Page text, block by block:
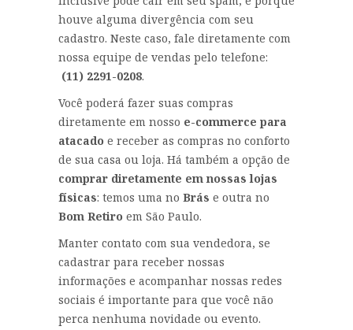
houve alguma divergência com seu
cadastro. Neste caso, fale diretamente com
nossa equipe de vendas pelo telefone:
(11) 2291-0208.
Você poderá fazer suas compras
diretamente em nosso e-commerce para
atacado e receber as compras no conforto
de sua casa ou loja. Há também a opção de
comprar diretamente em nossas lojas
físicas: temos uma no Brás e outra no
Bom Retiro em São Paulo.
Manter contato com sua vendedora, se
cadastrar para receber nossas
informações e acompanhar nossas redes
sociais é importante para que você não
perca nenhuma novidade ou evento.